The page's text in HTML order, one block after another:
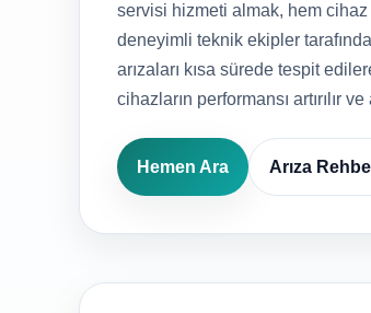
servisi hizmeti almak, hem cihaz
deneyimli teknik ekipler
arızaları kısa sürede tespit
cihazların performansı artırılır
Hemen Ara Arıza